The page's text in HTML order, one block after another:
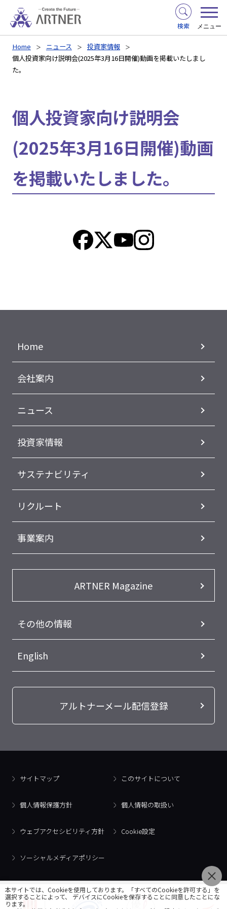
検索 メニュー
Home ニュース
投資家情報
個人投資家向け説明会(2025年3月16日開催)動画を掲載いたしまし
た。
個人投資家向け説明会
(2025年3月16日開催)動画
を掲載いたしました。
Home
会社案内
ニュース
投資家情報
サステナビリティ
リクルート
事業案内
ARTNER Magazine
その他の情報
English
アルトナーメール配信登録
サイトマップ このサイトについて
個人情報保護方針 個人情報の取扱い
ウェブアクセシビリティ方針 Cookie設定
ソーシャルメディアポリシー
本サイトでは、Cookieを使用しております。「すべてのCookieを許可する」を
選択することによって、 デバイスにCookieを保存することに同意したことにな
ります。